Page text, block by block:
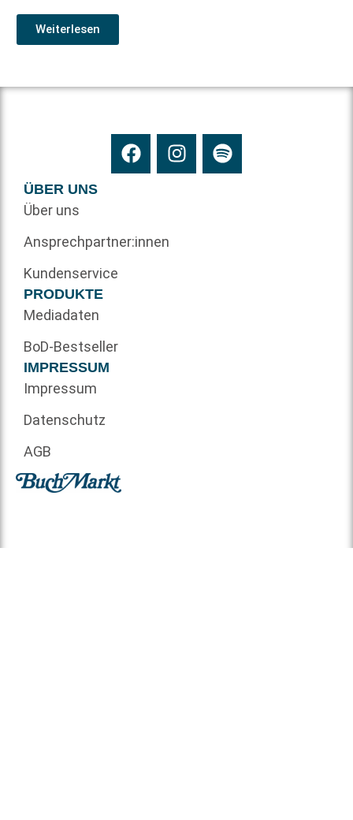
Weiterlesen
ÜBER UNS
Über uns
Ansprechpartner:innen
Kundenservice
PRODUKTE
Mediadaten
BoD-Bestseller
IMPRESSUM
Impressum
Datenschutz
AGB